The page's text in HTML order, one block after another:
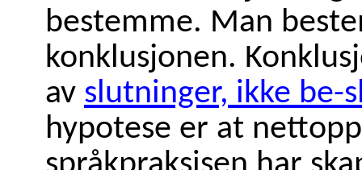
bestemme. Man
konklusjonen.
av slutninger, ikke be-
hypotese er at